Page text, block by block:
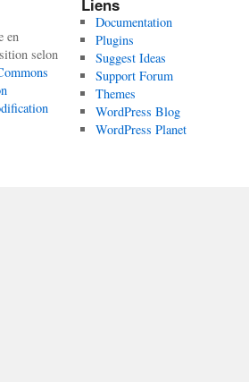
en
selon
Liens
Documentation
Plugins
Suggest Ideas
Support Forum
Themes
WordPress Blog
WordPress Planet